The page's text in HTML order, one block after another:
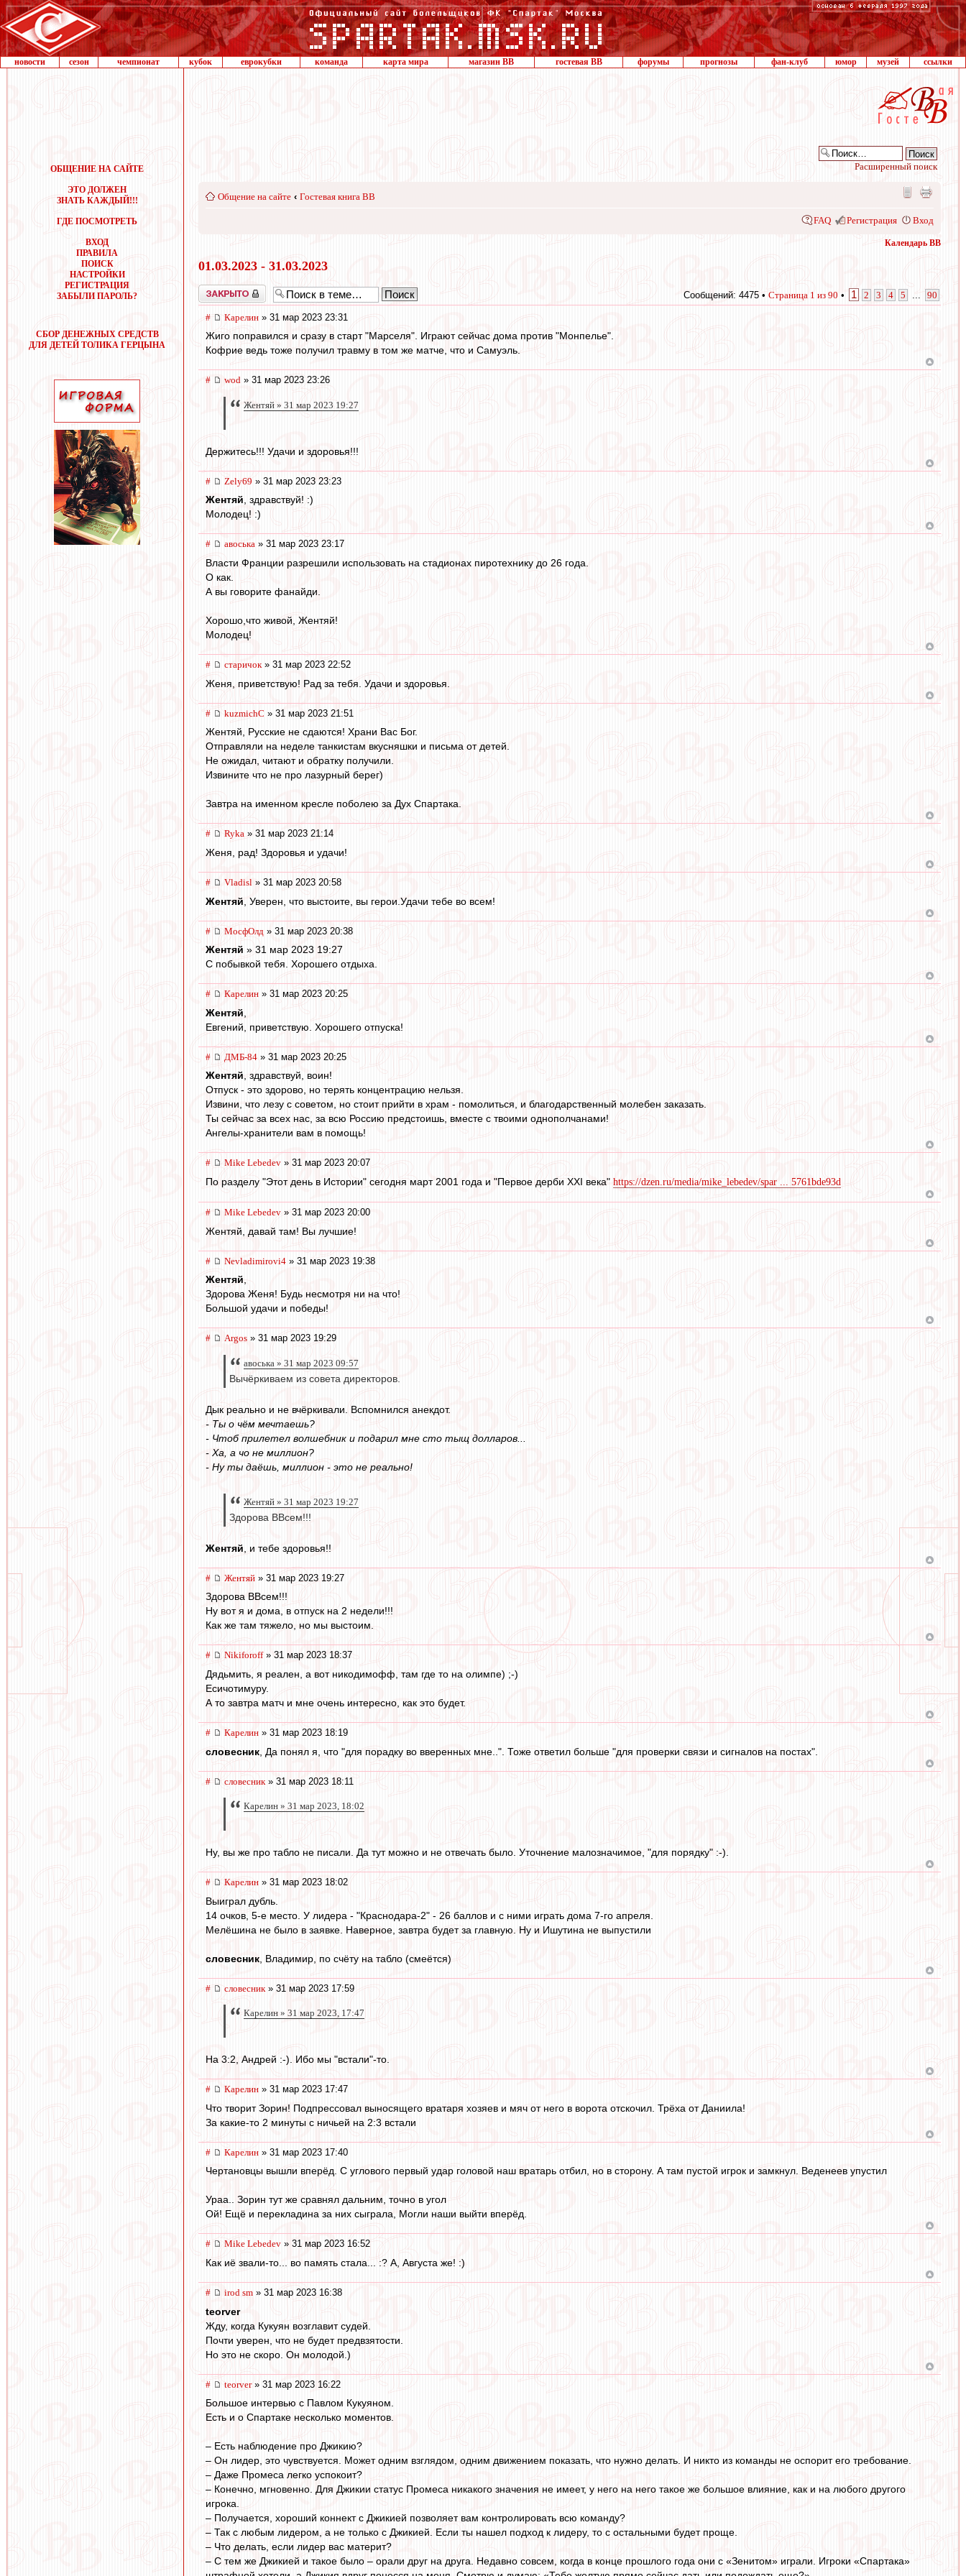
новости сезон чемпионат кубок еврокубки команда карта мира магазин ВВ гостевая ВВ форумы прогнозы фан-клуб юмор музей ссылки
ОБЩЕНИЕ НА САЙТЕ
ЭТО ДОЛЖЕН
ЗНАТЬ КАЖДЫЙ!!!
ГДЕ ПОСМОТРЕТЬ
ВХОД
ПРАВИЛА
ПОИСК
НАСТРОЙКИ
РЕГИСТРАЦИЯ
ЗАБЫЛИ ПАРОЛЬ?
СБОР ДЕНЕЖНЫХ СРЕДСТВ
ДЛЯ ДЕТЕЙ ТОЛИКА ГЕРЦЫНА
Расширенный поиск
Общение на сайте ‹ Гостевая книга ВВ
FAQ Регистрация Вход
Календарь ВВ
01.03.2023 - 31.03.2023
Закрыто Сообщений: 4475 • Страница 1 из 90 • 1 2 3 4 5 90
# Карелин » 31 мар 2023 23:31
Жиго поправился и сразу в старт "Марселя". Играют сейчас дома против "Монпелье".
Кофрие ведь тоже получил травму в том же матче, что и Самуэль.
# wod » 31 мар 2023 23:26
Жентяй » 31 мар 2023 19:27
Держитесь!!! Удачи и здоровья!!!
# Zely69 » 31 мар 2023 23:23
Жентяй, здравствуй! :)
Молодец! :)
# авоська » 31 мар 2023 23:17
Власти Франции разрешили использовать на стадионах пиротехнику до 26 года.
О как.
А вы говорите фанайди.
Хорошо,что живой, Жентяй!
Молодец!
# старичок» 31 мар 2023 22:52
Женя, приветствую! Рад за тебя. Удачи и здоровья.
# kuzmichC » 31 мар 2023 21:51
Жентяй, Русские не сдаются! Храни Вас Бог.
Отправляли на неделе танкистам вкусняшки и письма от детей.
Не ожидал, читают и обратку получили.
Извините что не про лазурный берег)
Завтра на именном кресле поболею за Дух Спартака.
# Ryka » 31 мар 2023 21:14
Женя, рад! Здоровья и удачи!
# Vladisl » 31 мар 2023 20:58
Жентяй , Уверен, что выстоите, вы герои.Удачи тебе во всем!
# МосфОлд » 31 мар 2023 20:38
Жентяй » 31 мар 2023 19:27
С побывкой тебя. Хорошего отдыха.
# Карелин » 31 мар 2023 20:25
Жентяй
Евгений, приветствую. Хорошего отпуска!
# ДМБ-84 » 31 мар 2023 20:25
Жентяй, здравствуй, воин!
Отпуск - это здорово, но терять концентрацию нельзя.
Извини, что лезу с советом, но стоит прийти в храм - помолиться, и благодарственный молебен заказать.
Ты сейчас за всех нас, за всю Россию предстоишь, вместе с твоими однополчанами!
Ангелы-хранители вам в помощь!
# Mike Lebedev » 31 мар 2023 20:07
По разделу "Этот день в Истории" сегодня март 2001 года и "Первое дерби XXI века" https://dzen.ru/media/mike_lebedev/spar ... 5761bde93d
# Mike Lebedev » 31 мар 2023 20:00
Жентяй, давай там! Вы лучшие!
# Nevladimirovi4 » 31 мар 2023 19:38
Жентяй,
Здорова Женя! Будь несмотря ни на что!
Большой удачи и победы!
# Argos » 31 мар 2023 19:29
авоська » 31 мар 2023 09:57
Вычёркиваем из совета директоров.
Дык реально и не вчёркивали. Вспомнился анекдот.
- Ты о чём мечтаешь?
- Чтоб прилетел волшебник и подарил мне сто тыщ долларов...
- Ха, а чо не миллион?
- Ну ты даёшь, миллион - это не реально!
Жентяй » 31 мар 2023 19:27
Здорова ВВсем!!!
Жентяй , и тебе здоровья!!
# Жентяй » 31 мар 2023 19:27
Здорова ВВсем!!!
Ну вот я и дома, в отпуск на 2 недели!!!
Как же там тяжело, но мы выстоим.
# Nikiforoff» 31 мар 2023 18:37
Дядьмить, я реален, а вот никодимофф, там где то на олимпе) ;-)
Есичотимуру.
А то завтра матч и мне очень интересно, как это будет.
# Карелин » 31 мар 2023 18:19
словесник , Да понял я, что "для порадку во вверенных мне..". Тоже ответил больше "для проверки связи и сигналов на постах".
# словесник » 31 мар 2023 18:11
Карелин » 31 мар 2023, 18:02
Ну, вы же про табло не писали. Да тут можно и не отвечать было. Уточнение малозначимое, "для порядку" :-).
# Карелин » 31 мар 2023 18:02
Выиграл дубль.
14 очков, 5-е место. У лидера - "Краснодара-2" - 26 баллов и с ними играть дома 7-го апреля.
Мелёшина не было в заявке. Наверное, завтра будет за главную. Ну и Ишутина не выпустили
словесник , Владимир, по счёту на табло (смеётся)
# словесник » 31 мар 2023 17:59
Карелин » 31 мар 2023, 17:47
На 3:2, Андрей :-). Ибо мы "встали"-то.
# Карелин » 31 мар 2023 17:47
Что творит Зорин! Подпрессовал выносящего вратаря хозяев и мяч от него в ворота отскочил. Трёха от Даниила!
За какие-то 2 минуты с ничьей на 2:3 встали
# Карелин » 31 мар 2023 17:40
Чертановцы вышли вперёд. С углового первый удар головой наш вратарь отбил, но в сторону. А там пустой игрок и замкнул. Веденеев упустил
Ураа.. Зорин тут же сравнял дальним, точно в угол
Ой! Ещё и перекладина за них сыграла, Могли наши выйти вперёд.
# Mike Lebedev » 31 мар 2023 16:52
Как иё звали-то... во память стала... :? А, Августа же! :)
# irod sm » 31 мар 2023 16:38
teorver
Жду, когда Кукуян возглавит судей.
Почти уверен, что не будет предвзятости.
Но это не скоро. Он молодой.)
# teorver» 31 мар 2023 16:22
Большое интервью с Павлом Кукуяном.
Есть и о Спартаке несколько моментов.
– Есть наблюдение про Джикию?
– Он лидер, это чувствуется. Может одним взглядом, одним движением показать, что нужно делать. И никто из команды не оспорит его требование.
– Даже Промеса легко успокоит?
– Конечно, мгновенно. Для Джикии статус Промеса никакого значения не имеет, у него на него такое же большое влияние, как и на любого другого
игрока.
– Получается, хороший коннект с Джикией позволяет вам контролировать всю команду?
– Так с любым лидером, а не только с Джикией. Если ты нашел подход к лидеру, то с остальными будет проще.
– Что делать, если лидер вас материт?
– С тем же Джикией и такое было – орали друг на друга. Недавно совсем, когда в конце прошлого года они с «Зенитом» играли. Игроки «Спартака»